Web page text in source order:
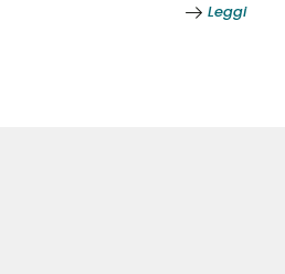
Leggi